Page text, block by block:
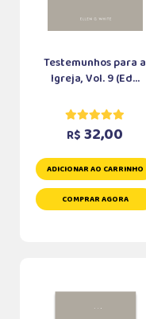
Testemunhos para a
Igreja, Vol. 9 (Ed...
R$ 32,00
ADICIONAR AO CARRINHO
COMPRAR AGORA